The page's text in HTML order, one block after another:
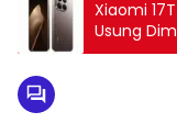
Xiaomi
Usung